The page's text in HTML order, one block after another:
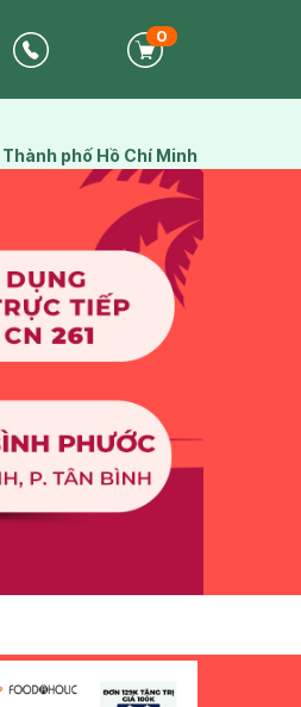
0
phố Hồ Chí Minh